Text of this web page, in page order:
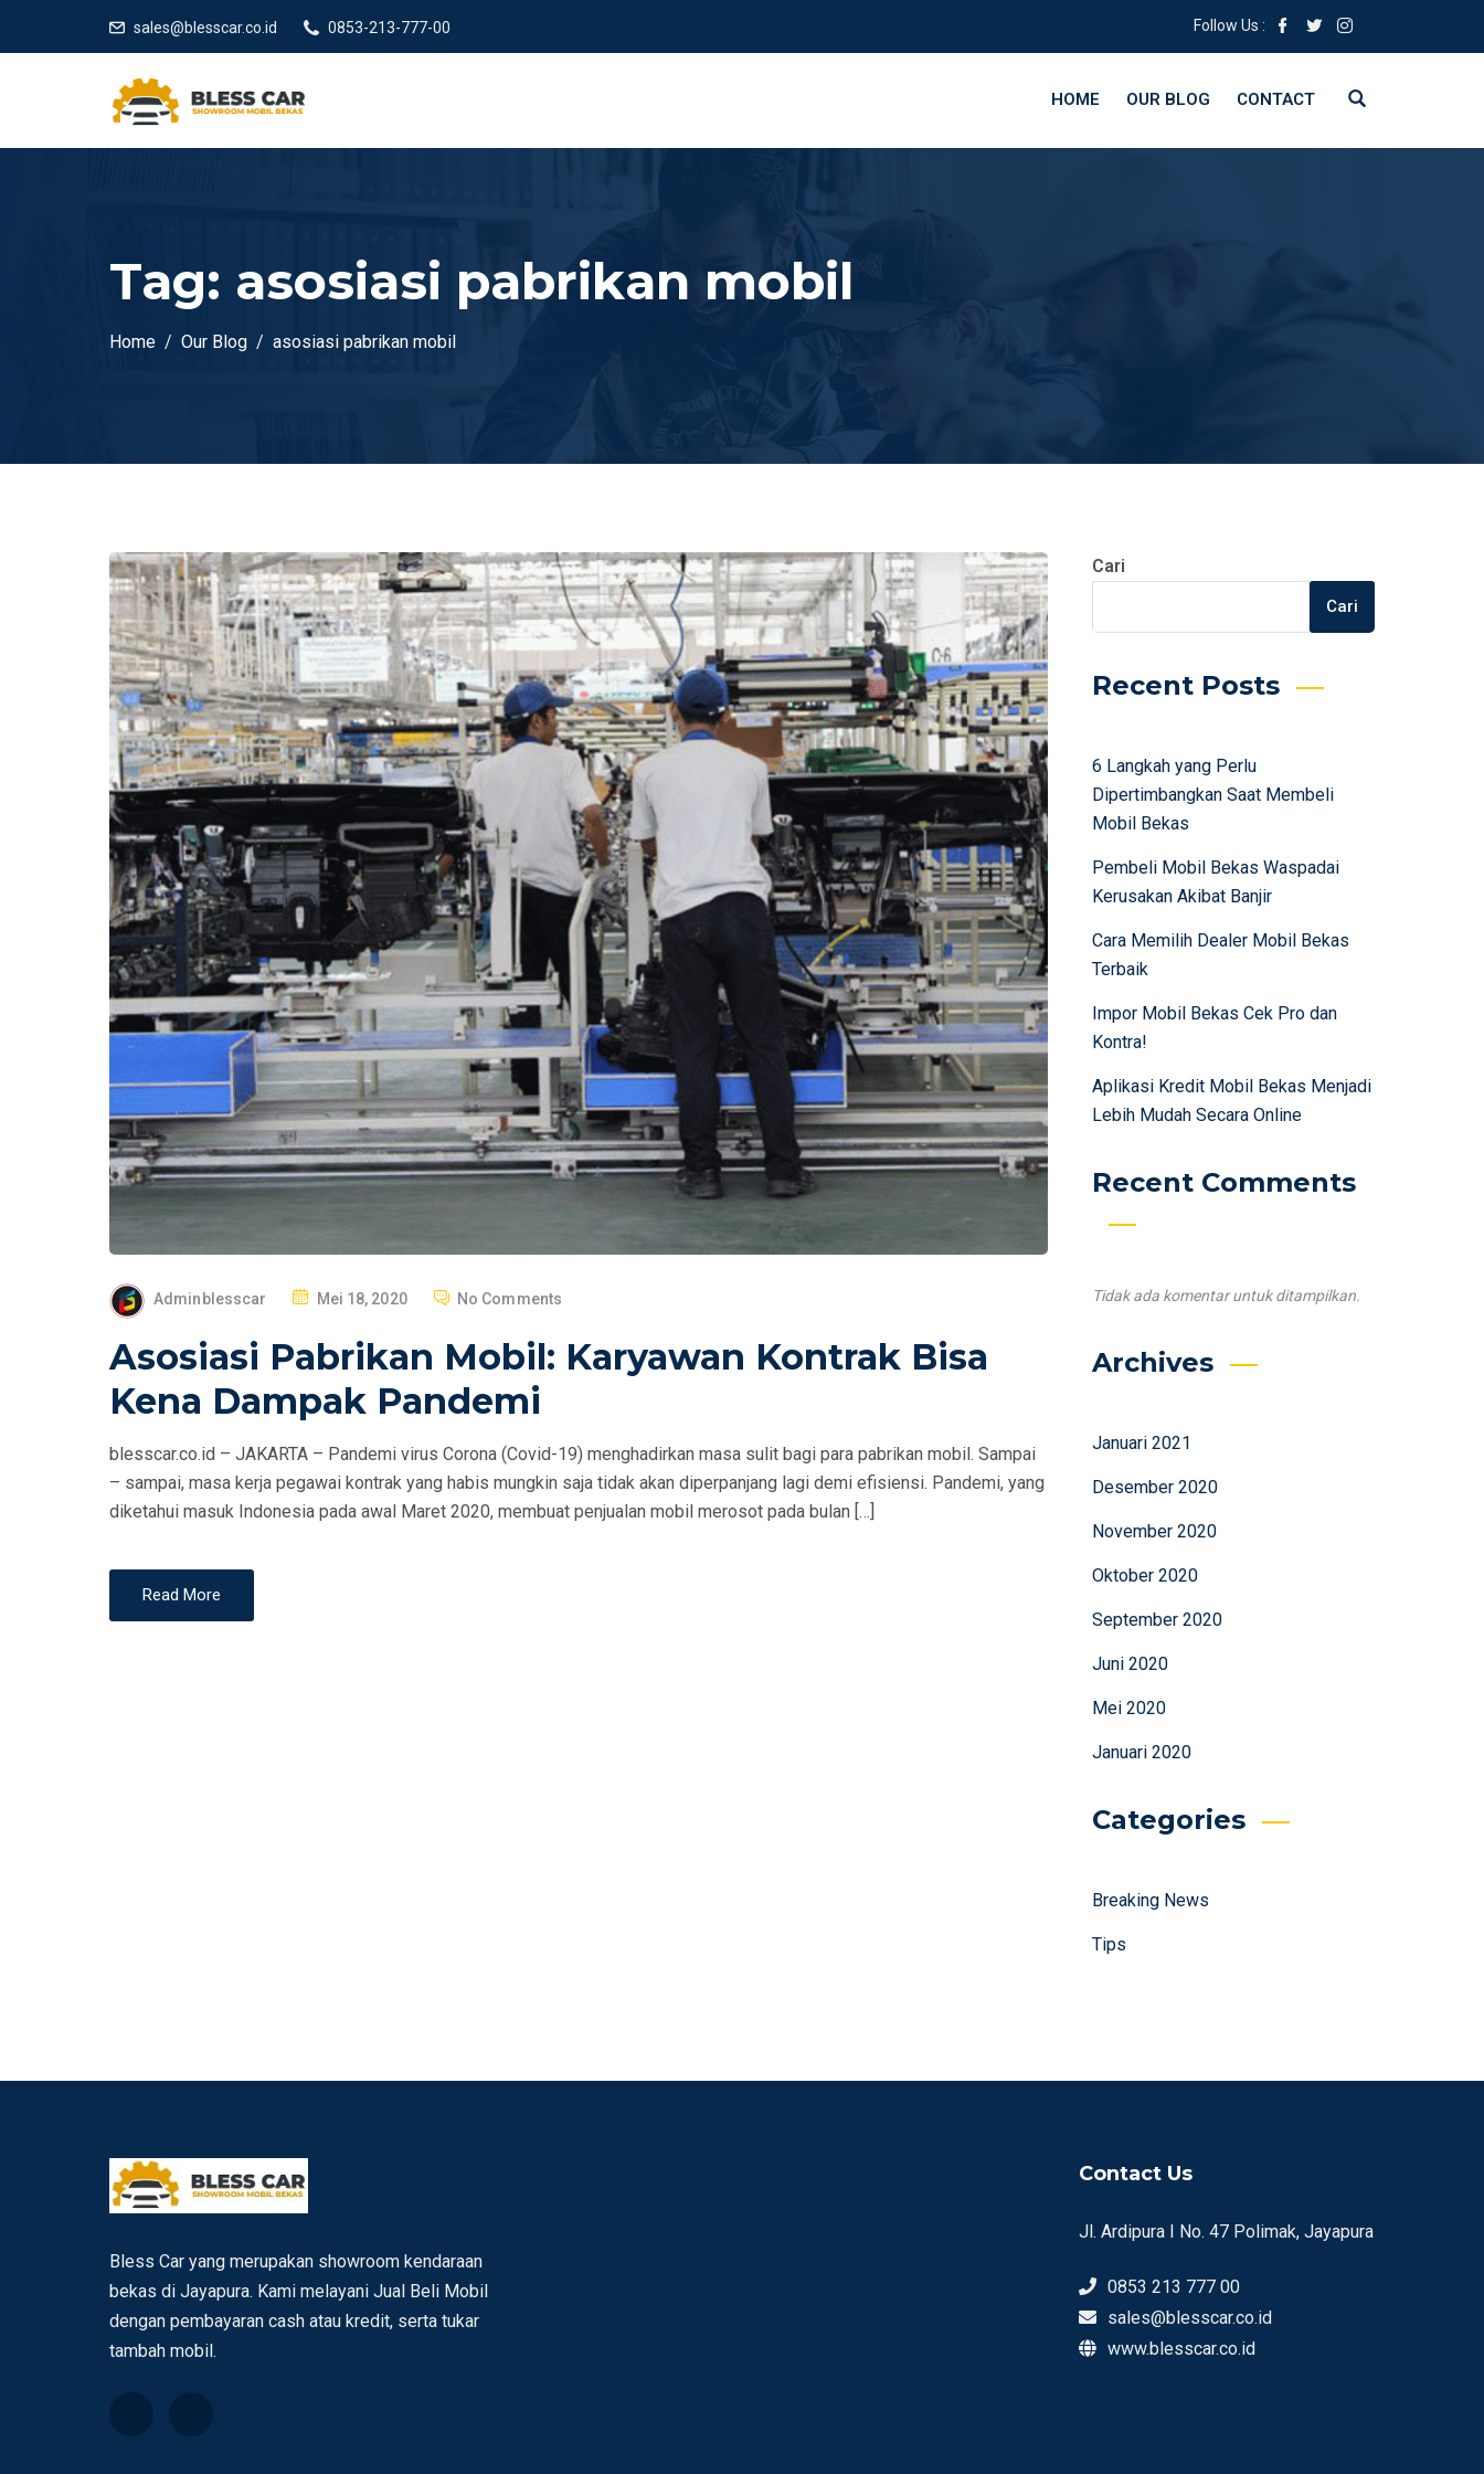
sales@blesscar.co.id 0853-213-777-00 Follow Us :
HOME OUR BLOG CONTACT
Tag: asosiasi pabrikan mobil
Home Our Blog asosiasi pabrikan mobil
Adminblesscar
P
S
E
Mei 18, 2020 No Comments
Asosiasi Pabrikan Mobil: Karyawan Kontrak Bisa
Kena Dampak Pandemi
blesscar.co.id – JAKARTA – Pandemi virus Corona (Covid-19) menghadirkan masa sulit bagi para pabrikan mobil. Sampai
– sampai, masa kerja pegawai kontrak yang habis mungkin saja tidak akan diperpanjang lagi demi efisiensi. Pandemi, yang
diketahui masuk Indonesia pada awal Maret 2020, membuat penjualan mobil merosot pada bulan […]
Read More
Cari
Cari
Recent Posts
6 Langkah yang Perlu
Dipertimbangkan Saat Membeli
Mobil Bekas
Pembeli Mobil Bekas Waspadai
Kerusakan Akibat Banjir
Cara Memilih Dealer Mobil Bekas
Terbaik
Impor Mobil Bekas Cek Pro dan
Kontra!
Aplikasi Kredit Mobil Bekas Menjadi
Lebih Mudah Secara Online
Recent Comments
Tidak ada komentar untuk ditampilkan.
Archives
Januari 2021
Desember 2020
November 2020
Oktober 2020
September 2020
Juni 2020
Mei 2020
Januari 2020
Categories
Breaking News
Tips
Bless Car yang merupakan showroom kendaraan
bekas di Jayapura. Kami melayani Jual Beli Mobil
dengan pembayaran cash atau kredit, serta tukar
tambah mobil.
Contact Us
Jl. Ardipura I No. 47 Polimak, Jayapura
0853 213 777 00
sales@blesscar.co.id
www.blesscar.co.id